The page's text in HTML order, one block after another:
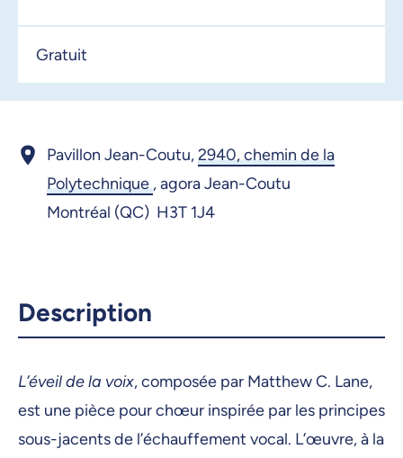
Gratuit
Pavillon Jean-Coutu,2940, chemin de la
Polytechnique ,agora Jean-Coutu
Montréal (QC) H3T 1J4
Description
L’éveil de la voix, composée par Matthew C. Lane,
est une pièce pour chœur inspirée par les principes
sous-jacents de l’échauffement vocal. L’œuvre, à la